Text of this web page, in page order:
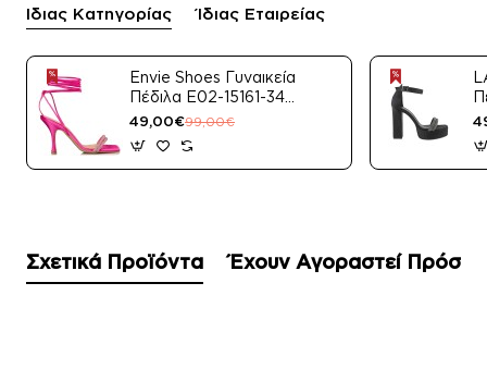
Ίδιας Κατηγορίας Ίδιας Εταιρείας
Envie Shoes Γυναικεία
Πέδιλα E02-15161-34
Μαύρο Satin
49,00€99,00€
Σχετικά Προϊόντα Έχουν Αγοραστεί